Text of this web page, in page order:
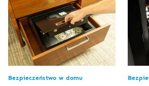
Bezpieczeństwo w domu